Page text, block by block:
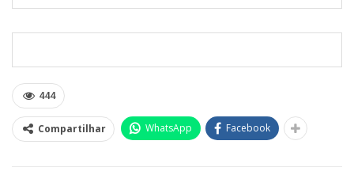
444
Compartilhar WhatsApp Facebook